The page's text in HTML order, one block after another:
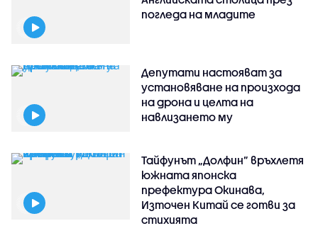
погледа на младите
Депутати настояват за
установяване на произхода
на дрона и целта на
навлизането му
Тайфунът „Долфин” връхлетя
южната японска
префектура Окинава,
Източен Китай се готви за
стихията